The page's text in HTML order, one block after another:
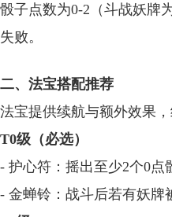
骰子点数为0-2（斗战妖牌
失败。
二、法宝搭配推荐
法宝提供续航与额外效果
T0级（必选）
- 护心符：摇出至少2个0
- 金蝉铃：战斗后若有妖牌